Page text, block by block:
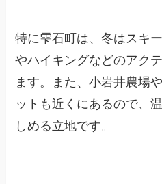
特に雫石町は、冬はスキ
やハイキングなどのアク
ます。また、小岩井農場
ットも近くにあるので、
しめる立地です。